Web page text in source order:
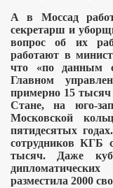
А в Моссад
секретарш и
вопрос об их
работают в
что «по данным
Главном
примерно 15
Стане, на юго-
Московской
пятидесятых
сотрудников КГБ
тысяч. Даже
разместила 2000